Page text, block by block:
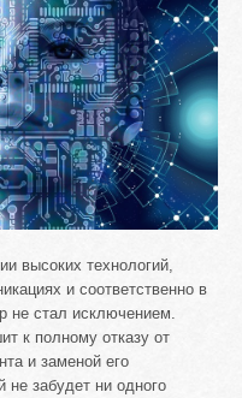
высоких технологий,
и соответственно в
стал исключением.
к полному отказу от
и заменой его
не забудет ни одного